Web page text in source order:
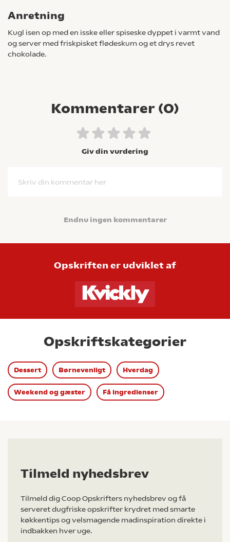
Anretning
Kugl isen op med en isske eller spiseske dyppet i varmt vand
og server med friskpisket flødeskum og et drys revet
chokolade.
Kommentarer (0)
Giv din vurdering
Skriv din kommentar her
Endnu ingen kommentarer
Opskriften er udviklet af
Opskriftskategorier
Dessert Børnevenligt Hverdag
Weekend og gæster Få ingredienser
Tilmeld nyhedsbrev
Tilmeld dig Coop Opskrifters nyhedsbrev og få
serveret dugfriske opskrifter krydret med smarte
køkkentips og velsmagende madinspiration direkte i
indbakken hver uge.